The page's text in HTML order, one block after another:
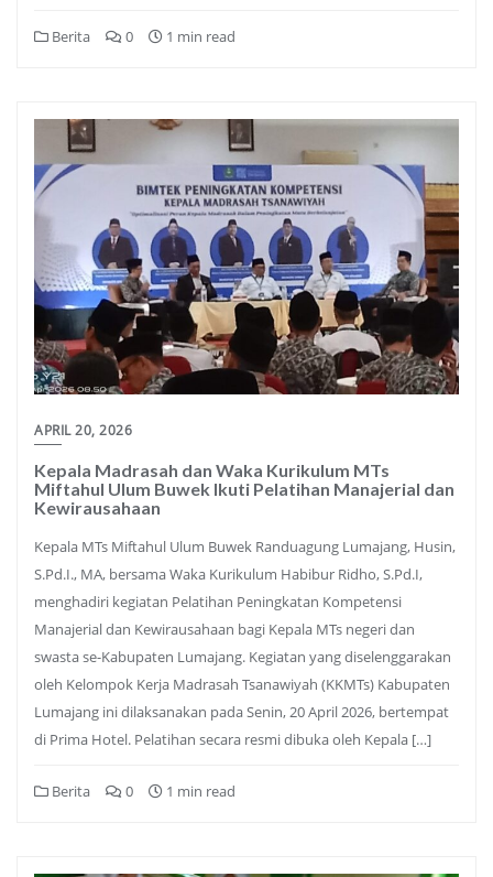
Berita 0 1 min read
APRIL 20, 2026
Kepala Madrasah dan Waka Kurikulum MTs
Miftahul Ulum Buwek Ikuti Pelatihan Manajerial dan
Kewirausahaan
Kepala MTs Miftahul Ulum Buwek Randuagung Lumajang, Husin,
S.Pd.I., MA, bersama Waka Kurikulum Habibur Ridho, S.Pd.I,
menghadiri kegiatan Pelatihan Peningkatan Kompetensi
Manajerial dan Kewirausahaan bagi Kepala MTs negeri dan
swasta se-Kabupaten Lumajang. Kegiatan yang diselenggarakan
oleh Kelompok Kerja Madrasah Tsanawiyah (KKMTs) Kabupaten
Lumajang ini dilaksanakan pada Senin, 20 April 2026, bertempat
di Prima Hotel. Pelatihan secara resmi dibuka oleh Kepala […]
Berita 0 1 min read